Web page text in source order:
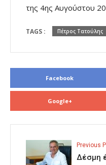
της 4ης Αυγούστου
TAGS : Πέτρος Τατούλης
Facebook
Google+
Previous
Δέσμη